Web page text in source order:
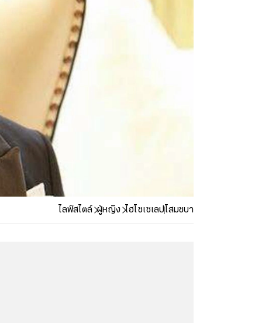
ไลฟ์สไตล์ ผู้หญิง ไฮโซเซเลปโสมชบา